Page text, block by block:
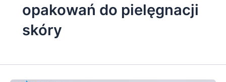
opakowań do pielęgnacji
skóry